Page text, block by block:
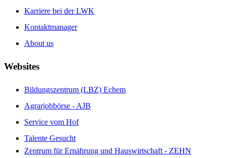
Karriere bei der LWK
Kontaktmanager
About us
Websites
Bildungszentrum (LBZ) Echem
Agrarjobbörse - AJB
Service vom Hof
Talente Gesucht
Zentrum für Ernährung und Hauswirtschaft - ZEHN